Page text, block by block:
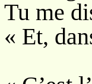
Tu me
« Et,